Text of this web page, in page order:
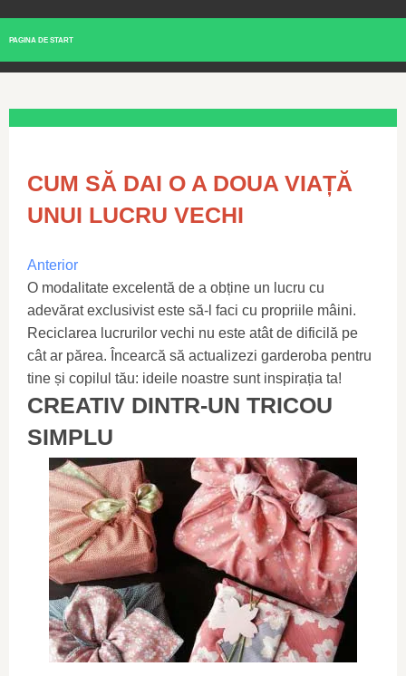
PAGINA DE START
CUM SĂ DAI O A DOUA VIAȚĂ
UNUI LUCRU VECHI
Anterior
O modalitate excelentă de a obține un lucru cu
adevărat exclusivist este să-l faci cu propriile mâini.
Reciclarea lucrurilor vechi nu este atât de dificilă pe
cât ar părea. Încearcă să actualizezi garderoba pentru
tine și copilul tău: ideile noastre sunt inspirația ta!
CREATIV DINTR-UN TRICOU
SIMPLU